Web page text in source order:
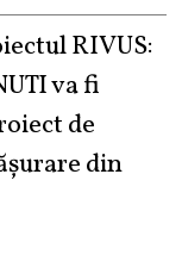
RIVUS:
va fi
de
din